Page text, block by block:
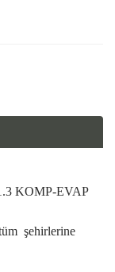
KOMP-EVAP
şehirlerine